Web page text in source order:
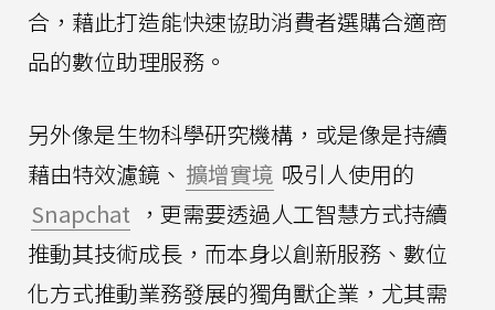
合，藉此打造能快速協助消費者選購合適商
品的數位助理服務。
另外像是生物科學研究機構，或是像是持續
藉由特效濾鏡、 擴增實境 吸引人使用的
Snapchat ，更需要透過人工智慧方式持續
推動其技術成長，而本身以創新服務、數位
化方式推動業務發展的獨角獸企業，尤其需